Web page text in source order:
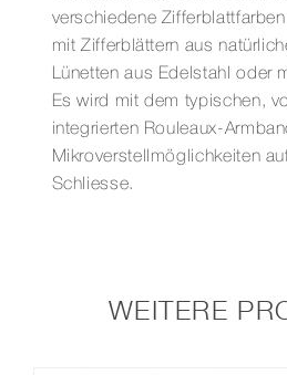
verschiedene
mit Zifferblättern aus
Lünetten aus Edelstahl oder
Es wird mit dem typischen,
integrierten Rouleaux-
Mikroverstellmöglichkeiten
Schliesse.
WEITERE